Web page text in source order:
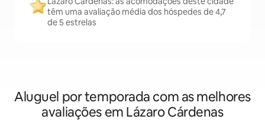
têm uma avaliação média dos hóspedes de 4,7
de 5 estrelas
Aluguel por temporada com as melhores
avaliações em Lázaro Cárdenas